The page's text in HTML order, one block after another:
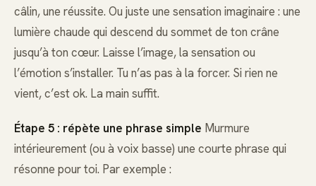
câlin, une réussite. Ou juste une sensation imaginaire : une
lumière chaude qui descend du sommet de ton crâne
jusqu’à ton cœur. Laisse l’image, la sensation ou
l’émotion s’installer. Tu n’as pas à la forcer. Si rien ne
vient, c’est ok. La main suffit.
Étape 5 : répète une phrase simple Murmure
intérieurement (ou à voix basse) une courte phrase qui
résonne pour toi. Par exemple :